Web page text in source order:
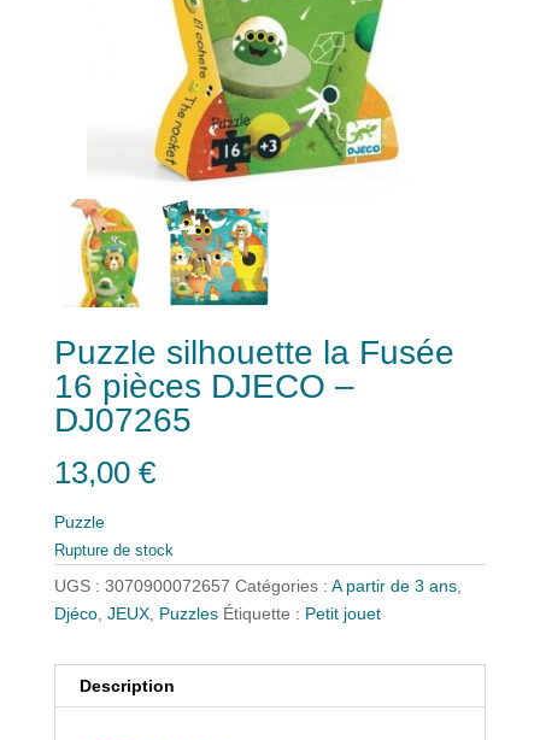
Puzzle silhouette la Fusée
16 pièces DJECO –
DJ07265
13,00 €
Puzzle
Rupture de stock
UGS : 3070900072657 Catégories : A partir de 3 ans,
Djéco, JEUX, Puzzles Étiquette : Petit jouet
Description